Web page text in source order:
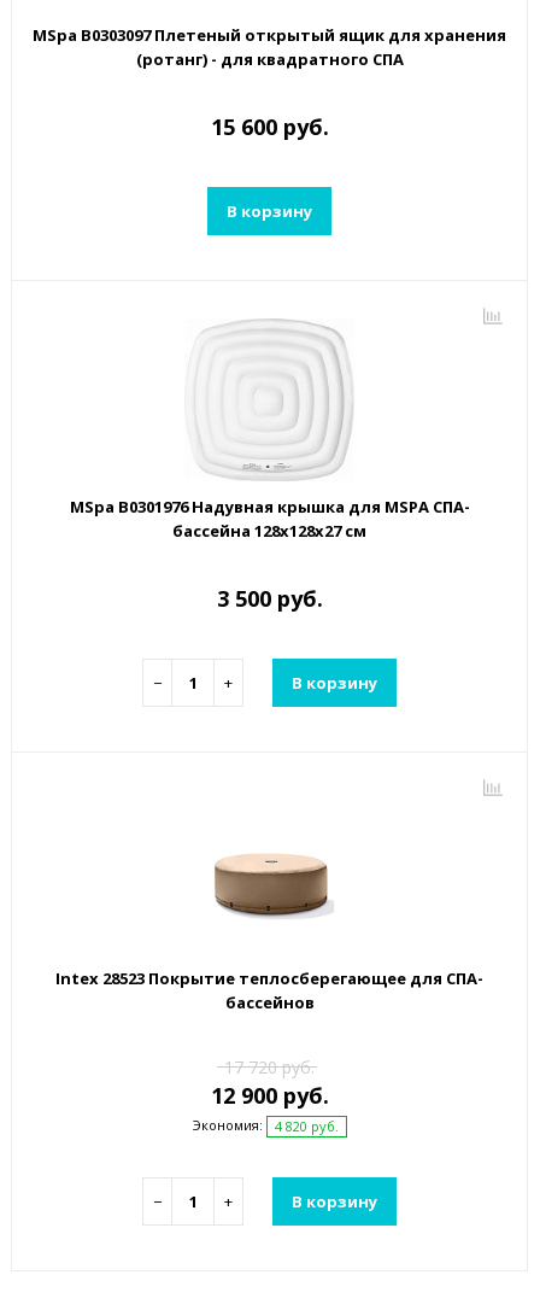
MSpa B0303097 Плетеный открытый ящик для хранения
(ротанг) - для квадратного СПА
15 600 руб.
В корзину
MSpa B0301976 Надувная крышка для MSPA СПА-
бассейна 128х128х27 см
3 500 руб.
− + В корзину
Intex 28523 Покрытие теплосберегающее для СПА-
бассейнов
17 720 руб.
12 900 руб.
Экономия: 4 820 руб.
− + В корзину